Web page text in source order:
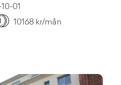
01
10168 kr/mån